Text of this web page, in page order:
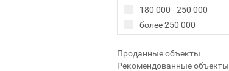
180 000 - 250 000
более 250 000
Проданные объекты
Рекомендованные объекты